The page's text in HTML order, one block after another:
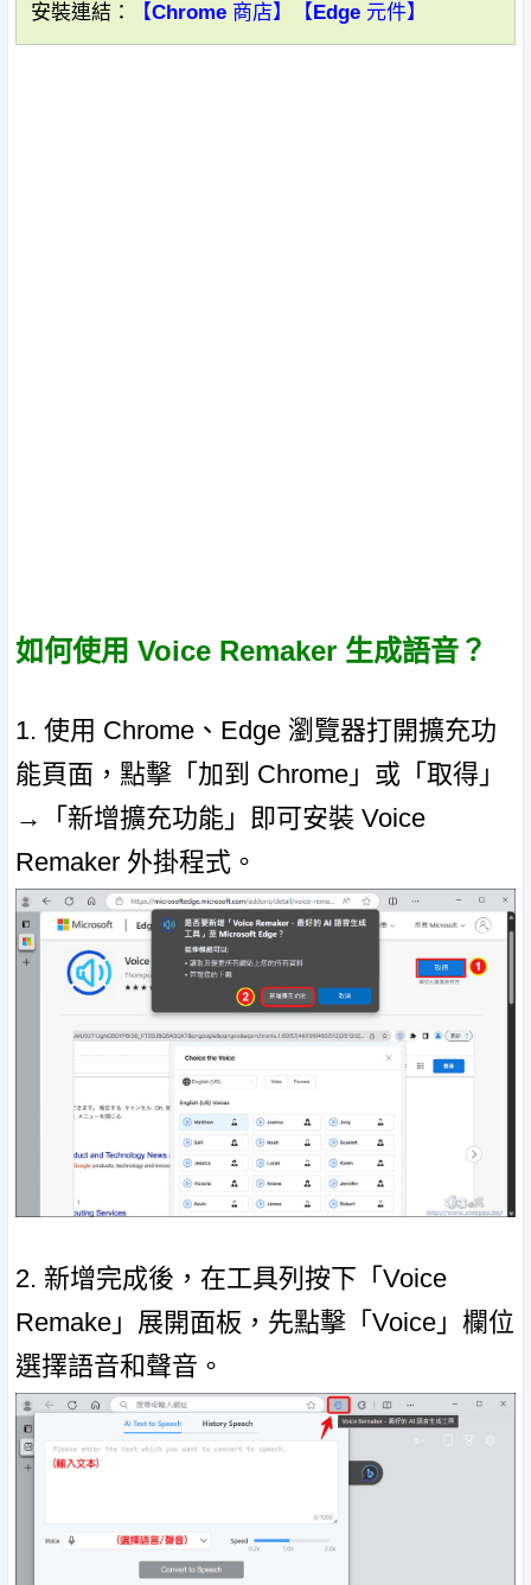
安裝連結： 【Chrome 商店】 【Edge 元件】
如何使用 Voice Remaker 生成語音？
1. 使用 Chrome、Edge 瀏覽器打開擴充功
能頁面，點擊「加到 Chrome」或「取得」
→「新增擴充功能」即可安裝 Voice
Remaker 外掛程式。
2. 新增完成後，在工具列按下「Voice
Remake」展開面板，先點擊「Voice」欄位
選擇語音和聲音。